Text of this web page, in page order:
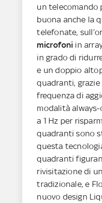
un telecomando
buona anche la
telefonate,
microfoni in
in grado di
e un doppio
quadranti, grazie
frequenza di
modalità
a 1 Hz per
quadranti sono
questa
quadranti
rivisitazione di
tradizionale, e
nuovo design